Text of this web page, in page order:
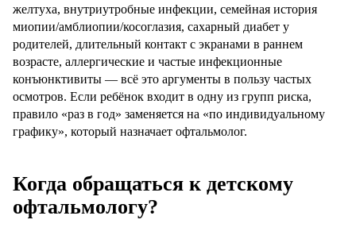
желтуха, внутриутробные инфекции, семейная история
миопии/амблиопии/косоглазия, сахарный диабет у
родителей, длительный контакт с экранами в раннем
возрасте, аллергические и частые инфекционные
конъюнктивиты — всё это аргументы в пользу частых
осмотров. Если ребёнок входит в одну из групп риска,
правило «раз в год» заменяется на «по индивидуальному
графику», который назначает офтальмолог.
Когда обращаться к детскому
офтальмологу?